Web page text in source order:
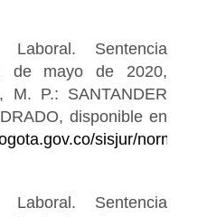
Sentencia
de mayo de 2020,
M. P.: SANTANDER
disponible en
sisjur/normas/
Sentencia